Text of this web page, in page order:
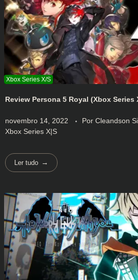
Review Persona 5 Royal (Xbox
novembro 14, 2022 Por Cleandson
Xbox Series X|S
Ler tudo